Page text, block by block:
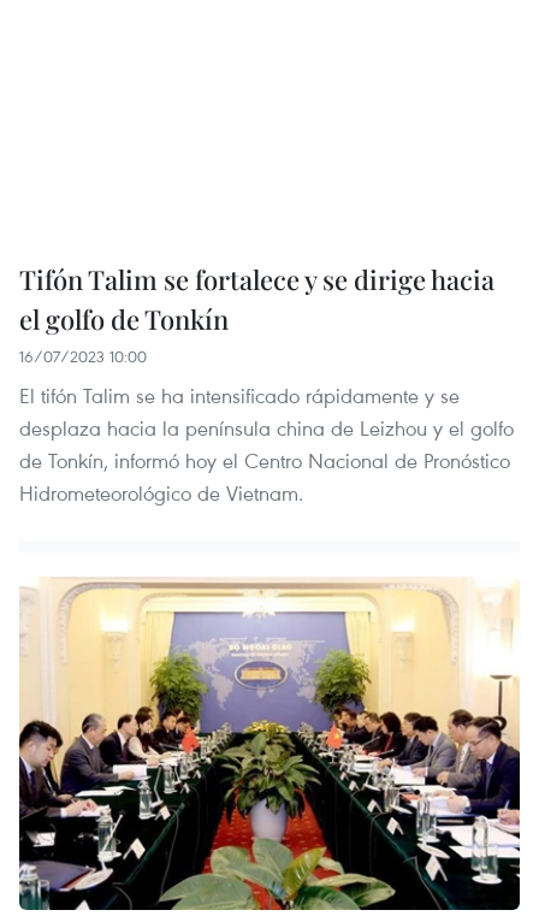
Tifón Talim se fortalece y se dirige hacia
el golfo de Tonkín
16/07/2023 10:00
El tifón Talim se ha intensificado rápidamente y se
desplaza hacia la península china de Leizhou y el golfo
de Tonkín, informó hoy el Centro Nacional de Pronóstico
Hidrometeorológico de Vietnam.